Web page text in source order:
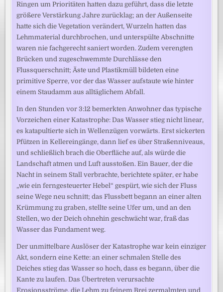
Ringen um Prioritäten hatten dazu geführt, dass die letzte
größere Verstärkung Jahre zurücklag; an der Außenseite
hatte sich die Vegetation verändert, Wurzeln hatten das
Lehmmaterial durchbrochen, und unterspülte Abschnitte
waren nie fachgerecht saniert worden. Zudem verengten
Brücken und zugeschwemmte Durchlässe den
Flussquerschnitt; Äste und Plastikmüll bildeten eine
primitive Sperre, vor der das Wasser aufstaute wie hinter
einem Staudamm aus alltäglichem Abfall.
In den Stunden vor 3:12 bemerkten Anwohner das typische
Vorzeichen einer Katastrophe: Das Wasser stieg nicht linear,
es katapultierte sich in Wellenzügen vorwärts. Erst sickerten
Pfützen in Kellereingänge, dann lief es über Straßenniveaus,
und schließlich brach die Oberfläche auf, als würde die
Landschaft atmen und Luft ausstoßen. Ein Bauer, der die
Nacht in seinem Stall verbrachte, berichtete später, er habe
„wie ein ferngesteuerter Hebel“ gespürt, wie sich der Fluss
seine Wege neu schnitt; das Flussbett begann an einer alten
Krümmung zu graben, stellte seine Ufer um, und an den
Stellen, wo der Deich ohnehin geschwächt war, fraß das
Wasser das Fundament weg.
Der unmittelbare Auslöser der Katastrophe war kein einziger
Akt, sondern eine Kette: an einer schmalen Stelle des
Deiches stieg das Wasser so hoch, dass es begann, über die
Kante zu laufen. Das Übertreten verursachte
Erosionsströme, die Lehm zu feinem Brei zermalmten und